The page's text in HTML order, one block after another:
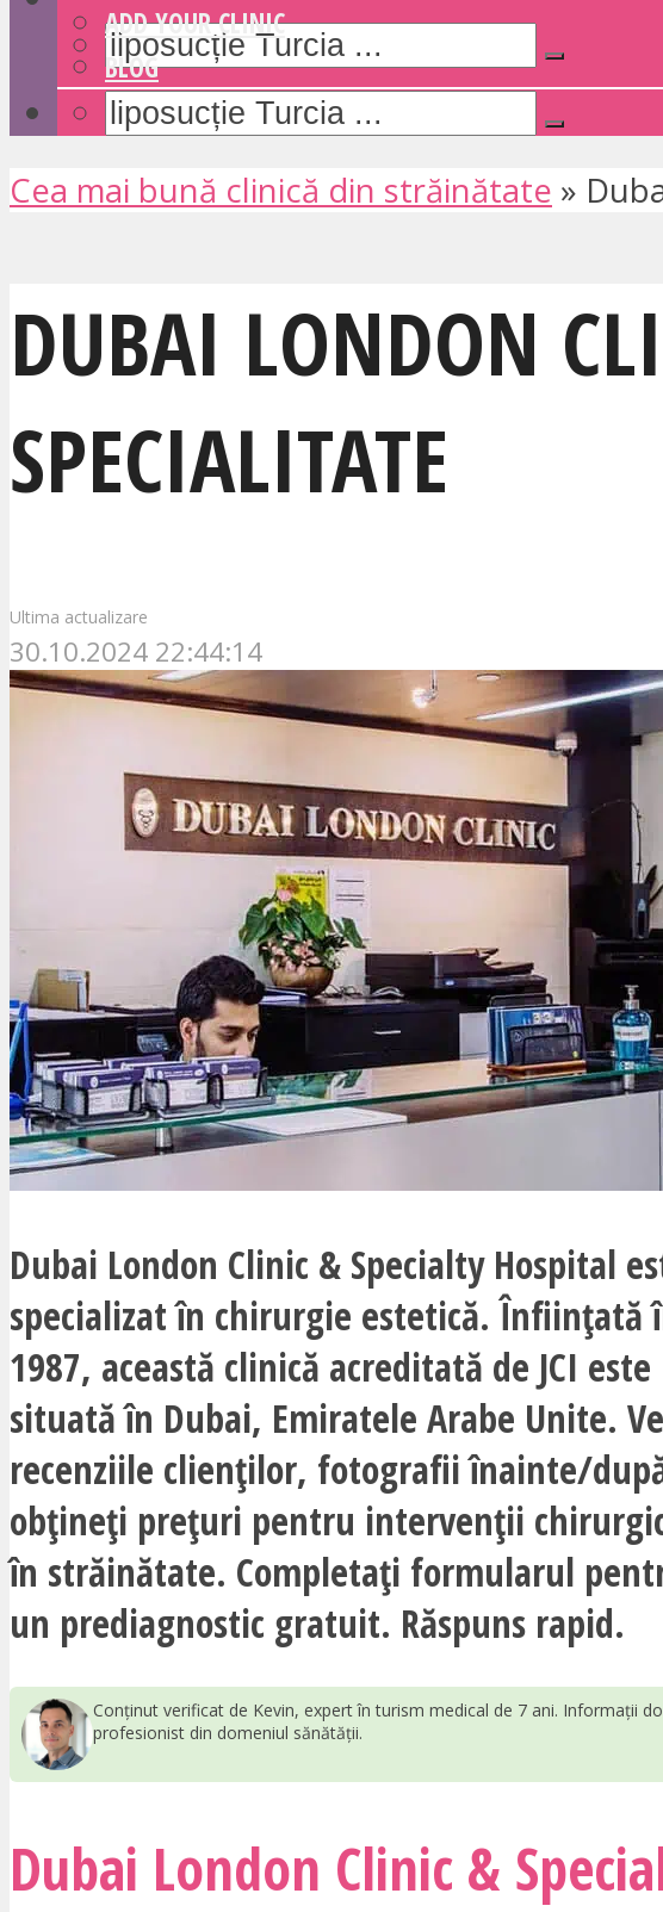
ADD YOUR CLINIC
BLOG
Cea mai bună clinică din străinătate »
DUBAI LONDON
SPECIALITATE
Ultima actualizare
30.10.2024 22:44:14
Dubai London Clinic & Specialty Hospital
specializat în chirurgie estetică. Înființată
1987, această clinică acreditată de JCI este
situată în Dubai, Emiratele Arabe Unite.
recenziile clienților, fotografii înainte/
obțineți prețuri pentru intervenții
în străinătate. Completați formularul
un prediagnostic gratuit. Răspuns rapid.
Conținut verificat de Kevin, expert în turism medical de 7 ani. Informații
profesionist din domeniul sănătății.
Dubai London Clinic &